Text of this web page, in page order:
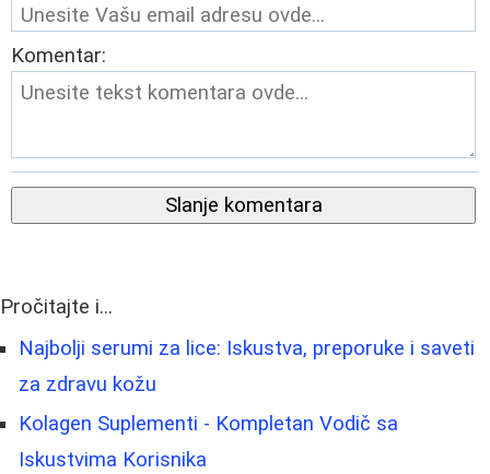
Komentar:
Slanje komentara
Pročitajte i...
Najbolji serumi za lice: Iskustva, preporuke i saveti
za zdravu kožu
Kolagen Suplementi - Kompletan Vodič sa
Iskustvima Korisnika